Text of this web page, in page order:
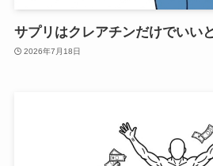
サプリはクレアチンだけでいい
2026年7月18日